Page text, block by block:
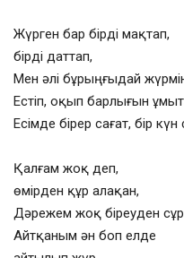
Жүрген бар бірді мақтап,
бірді даттап,
Мен әлі бұрыңғыдай
Естіп, оқып барлығын
Есімде бірер сағат, бір күн
Қалғам жоқ деп,
өмірден құр алақан,
Дәрежем жоқ біреуден
Айтқаным ән боп елде